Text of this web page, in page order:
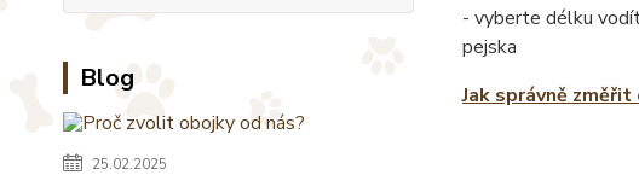
Blog
25.02.2025
- vyberte délku
pejska
Jak správně